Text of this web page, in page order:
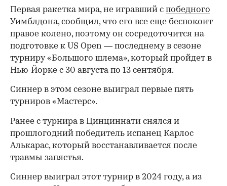
Первая ракетка мира, не игравший с победного
Уимблдона, сообщил, что его все еще беспокоит
правое колено, поэтому он сосредоточится на
подготовке к US Open — последнему в сезоне
турниру «Большого шлема», который пройдет в
Нью-Йорке с 30 августа по 13 сентября.
Синнер в этом сезоне выиграл первые пять
турниров «Мастерс».
Ранее с турнира в Цинциннати снялся и
прошлогодний победитель испанец Карлос
Алькарас, который восстанавливается после
травмы запястья.
Синнер выиграл этот турнир в 2024 году, а из